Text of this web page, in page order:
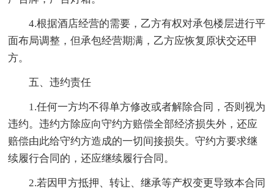
4.根据酒店经营的需要，乙方有权对承包楼层进行平
面布局调整，但承包经营期满，乙方应恢复原状交还甲
方。
五、违约责任
1.任何一方均不得单方修改或者解除合同，否则视为
违约。违约方除应向守约方赔偿全部经济损失外，还应
赔偿由此给守约方造成的一切间接损失。守约方要求继
续履行合同的，还应继续履行合同。
2.若因甲方抵押、转让、继承等产权变更导致本合同